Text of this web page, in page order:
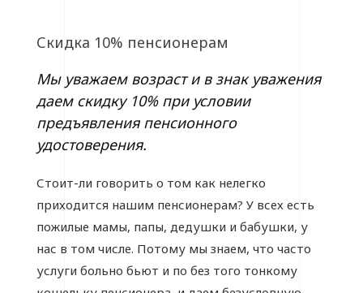
Скидка 10% пенсионерам
Мы уважаем возраст и в знак уважения
даем скидку 10% при условии
предъявления пенсионного
удостоверения.
Стоит-ли говорить о том как нелегко
приходится нашим пенсионерам? У всех есть
пожилые мамы, папы, дедушки и бабушки, у
нас в том числе. Потому мы знаем, что часто
услуги больно бьют и по без того тонкому